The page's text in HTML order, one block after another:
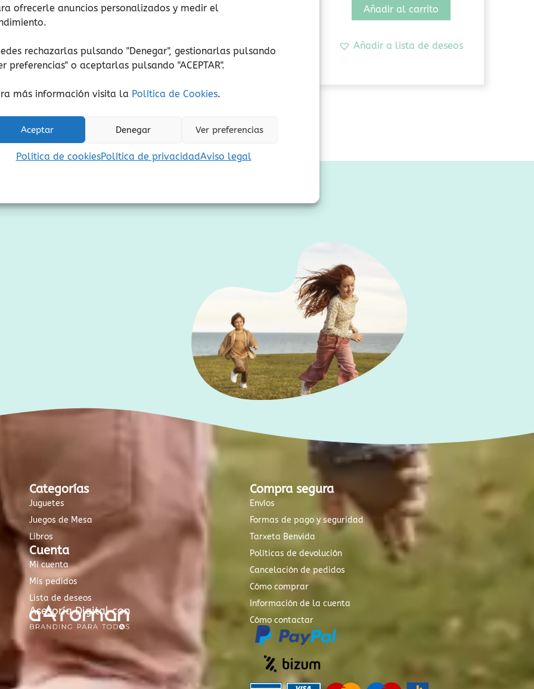
ofrecerle anuncios personalizados y medir el
rechazarlas pulsando "Denegar", gestionarlas pulsando
preferencias" o aceptarlas pulsando "ACEPTAR".
más información visita la Política de Cookies.
Aceptar Denegar Ver preferencias
Política de cookiesPolítica de privacidadAviso legal
Añadir al carrito
Añadir a lista de deseos
Añadir al carrito
Añadir a lista de deseos
Añadir al carrito
Añadir a lista de deseos
Categorías
Juguetes
Juegos de Mesa
Libros
Cuenta
Mi cuenta
Mis pedidos
Lista de deseos
Asesoría Digital con
Compra segura
Envíos
Formas de pago y seguridad
Tarxeta Benvida
Políticas de devolución
Cancelación de pedidos
Cómo comprar
Información de la cuenta
Cómo contactar